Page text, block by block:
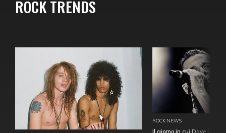
ROCK TRENDS
ROCK NEWS
Il giorno in cui Dave